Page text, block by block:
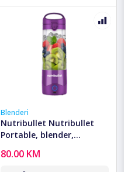
Blenderi
Nutribullet Nutribullet
Portable, blender,
- NBP003PU
80.00 KM